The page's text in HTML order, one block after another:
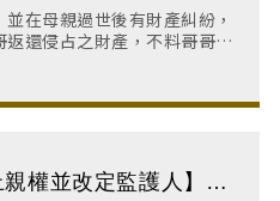
在母親過世後有財產糾紛，
還侵占之財產，不料哥哥卻
違反保護令等刑事告訴。
親權並改定監護人】板